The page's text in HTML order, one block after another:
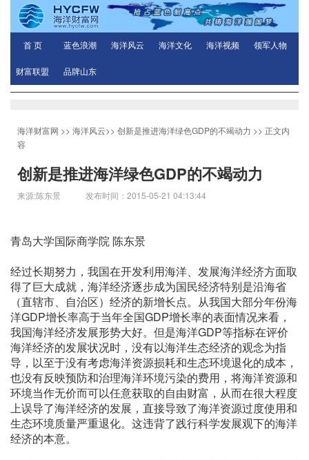
首 页 蓝色浪潮 海洋风云 海洋文化 海洋视频 领军人物
财富联盟 品牌山东
海洋财富网 >> 海洋风云>> 创新是推进海洋绿色GDP的不竭动力 >> 正文内
容
创新是推进海洋绿色GDP的不竭动力
来源:陈东景 发布时间：2015-05-21 04:13:44
青岛大学国际商学院 陈东景
经过长期努力，我国在开发利用海洋、发展海洋经济方面取
得了巨大成就，海洋经济逐步成为国民经济特别是沿海省
（直辖市、自治区）经济的新增长点。从我国大部分年份海
洋GDP增长率高于当年全国GDP增长率的表面情况来看，
我国海洋经济发展形势大好。但是海洋GDP等指标在评价
海洋经济的发展状况时，没有以海洋生态经济的观念为指
导，以至于没有考虑海洋资源损耗和生态环境退化的成本，
也没有反映预防和治理海洋环境污染的费用，将海洋资源和
环境当作无价而可以任意获取的自由财富，从而在很大程度
上误导了海洋经济的发展，直接导致了海洋资源过度使用和
生态环境质量严重退化。这违背了践行科学发展观下的海洋
经济的本意。